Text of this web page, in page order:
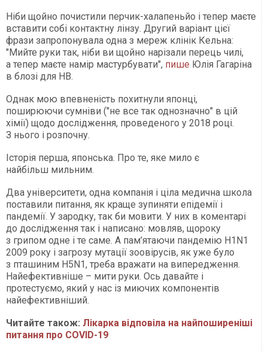
Ніби щойно почистили перчик-халапеньйо і тепер маєте
вставити собі контактну лінзу. Другий варіант цієї
фрази запропонувала одна з мереж клінік Кельна:
"Мийте руки так, ніби ви щойно нарізали перець чилі,
а тепер маєте намір мастурбувати", пише Юлія Гагаріна
в блозі для НВ.
Однак мою впевненість похитнули японці,
поширюючи сумніви ("не все так однозначно" в цій
хімії) щодо дослідження, проведеного у 2018 році.
З нього і розпочну.
Історія перша, японська. Про те, яке мило є
найбільш мильним.
Два університети, одна компанія і ціла медична школа
поставили питання, як краще зупиняти епідемії і
пандемії. У зародку, так би мовити. У них в коментарі
до дослідження так і написано: мовляв, щороку
з грипом одне і те саме. А пам’ятаючи пандемію H1N1
2009 року і загрозу мутації зоовірусів, як уже було
з пташиним H5N1, треба вражати на випередження.
Найефективніше – мити руки. Ось давайте і
протестуємо, який у нас із миючих компонентів
найефективніший.
Читайте також: Лікарка відповіла на найпоширеніші
питання про COVID-19